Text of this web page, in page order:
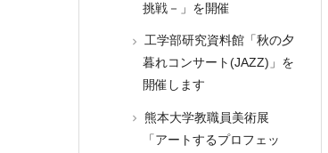
挑戦－」を開催
工学部研究資料館「秋の夕
暮れコンサート(JAZZ)」を
開催します
熊本大学教職員美術展
「アートするプロフェッ